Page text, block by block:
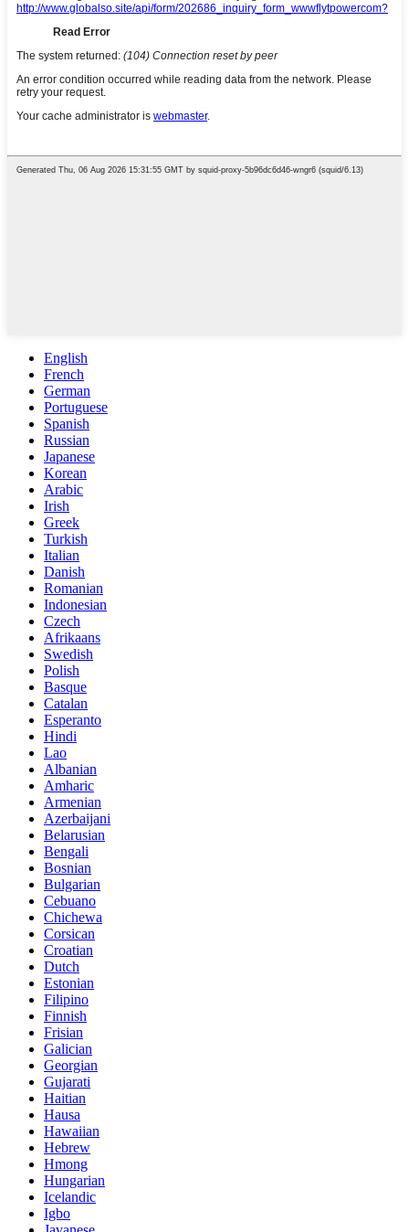
English
French
German
Portuguese
Spanish
Russian
Japanese
Korean
Arabic
Irish
Greek
Turkish
Italian
Danish
Romanian
Indonesian
Czech
Afrikaans
Swedish
Polish
Basque
Catalan
Esperanto
Hindi
Lao
Albanian
Amharic
Armenian
Azerbaijani
Belarusian
Bengali
Bosnian
Bulgarian
Cebuano
Chichewa
Corsican
Croatian
Dutch
Estonian
Filipino
Finnish
Frisian
Galician
Georgian
Gujarati
Haitian
Hausa
Hawaiian
Hebrew
Hmong
Hungarian
Icelandic
Igbo